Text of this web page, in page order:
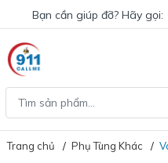
Bạn cần giúp đỡ? Hãy gọi:
Trang chủ Phụ Tùng Khác